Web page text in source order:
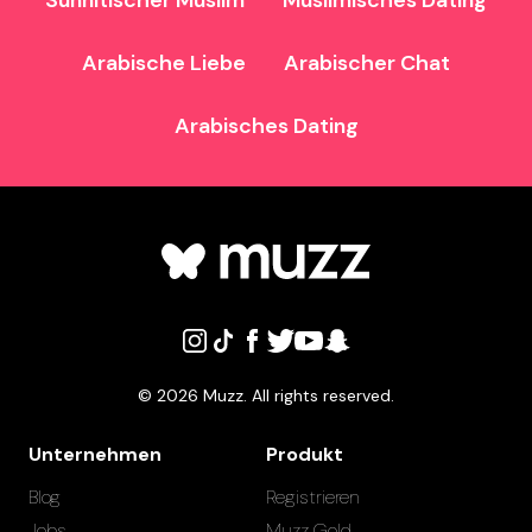
Arabische Liebe Arabischer Chat
Arabisches Dating
© 2026 Muzz. All rights reserved.
Unternehmen
Blog
Produkt
Registrieren